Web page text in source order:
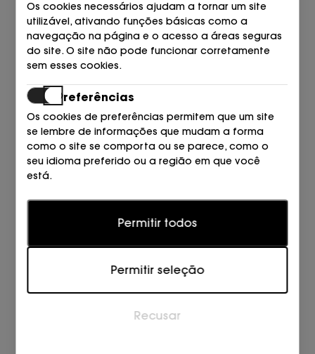
ZUECO CLASICC NEGRO 001
ZUECO ANTIDESLIZANTE NEGRO
59,90€
Os cookies necessários ajudam a tornar um site
utilizável, ativando funções básicas como a
navegação na página e o acesso a áreas seguras
do site. O site não pode funcionar corretamente
sem esses cookies.
Preferências
Os cookies de preferências permitem que um site
se lembre de informações que mudam a forma
como o site se comporta ou se parece, como o
seu idioma preferido ou a região em que você
está.
Os cookies estatísticos ajudam os proprietários de
Os cookies de marketing são usados para rastrear
Permitir todos
Permitir seleção
Recusar